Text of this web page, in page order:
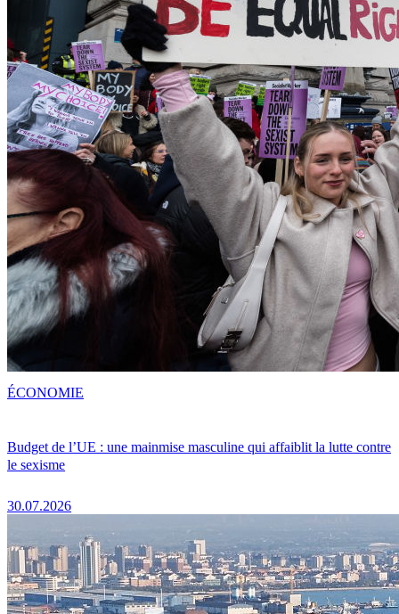
Budget de l’UE : une mainmise masculine qui affaiblit la lutte contre
le sexisme
30.07.2026
ÉCONOMIE